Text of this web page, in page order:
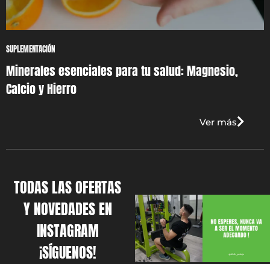
SUPLEMENTACIÓN
Minerales esenciales para tu salud: Magnesio,
Calcio y Hierro
Ver más
TODAS LAS OFERTAS
Y NOVEDADES EN
INSTAGRAM
¡SÍGUENOS!